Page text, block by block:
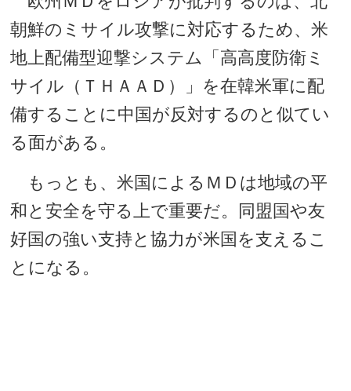
朝鮮のミサイル攻撃に対応するため、米
地上配備型迎撃システム「高高度防衛ミ
サイル（ＴＨＡＡＤ）」を在韓米軍に配
備することに中国が反対するのと似てい
る面がある。
もっとも、米国によるＭＤは地域の平
和と安全を守る上で重要だ。同盟国や友
好国の強い支持と協力が米国を支えるこ
とになる。